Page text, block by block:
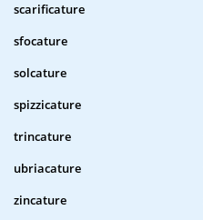
scarificature
sfocature
solcature
spizzicature
trincature
ubriacature
zincature